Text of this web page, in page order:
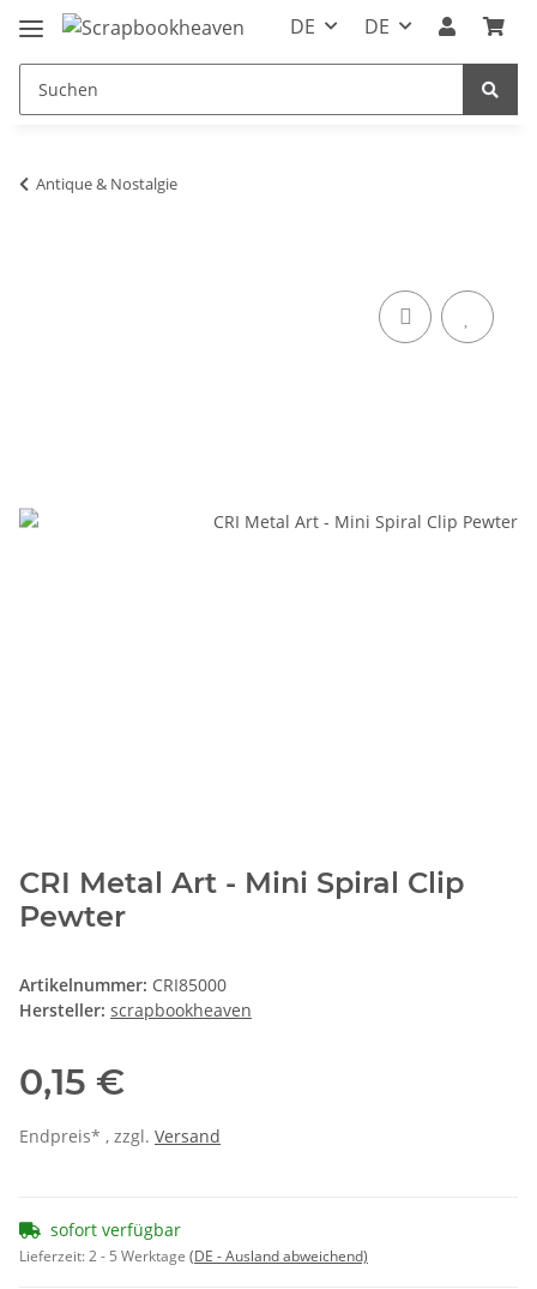
DE DE
Antique & Nostalgie
CRI Metal Art - Mini Spiral Clip
Pewter
Artikelnummer: CRI85000
Hersteller: scrapbookheaven
0,15 €
Endpreis* , zzgl. Versand
sofort verfügbar
Lieferzeit:2 - 5 Werktage (DE - Ausland abweichend)